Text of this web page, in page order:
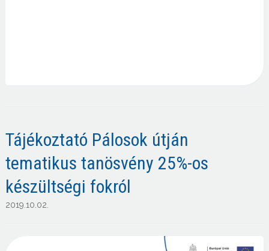
Tájékoztató Pálosok útján
tematikus tanösvény 25%-os
készültségi fokról
2019.10.02.